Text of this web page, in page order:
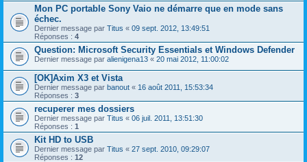
Mon PC portable Sony Vaio ne démarre que en mode sans
échec.
Dernier message par Titus « 09 sept. 2012, 13:49:51
Réponses : 4
Question: Microsoft Security Essentials et Windows Defender
Dernier message par alienigena13 « 20 mai 2012, 11:00:02
[OK]Axim X3 et Vista
Dernier message par banout « 16 août 2011, 15:53:34
Réponses : 3
recuperer mes dossiers
Dernier message par Titus « 06 juil. 2011, 13:51:30
Réponses : 1
Kit HD to USB
Dernier message par Titus « 27 sept. 2010, 09:29:07
Réponses : 12